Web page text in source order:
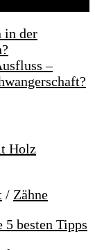
in der
–
/ Zähne
besten Tipps